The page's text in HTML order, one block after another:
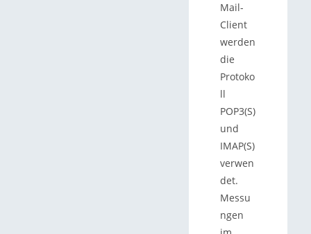
Mail-
Client
werden
die
Protoko
ll
POP3(S)
und
IMAP(S)
verwen
det.
Messu
ngen